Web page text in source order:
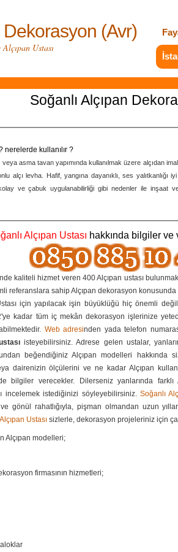
Dekorasyon (Avr)
Ustası
Soğanlı Alçıpan
nerelerde kullanılır ?
asma tavan yapımında kullanılmak üzere alçıdan
alçı levha. Hafif, yangına dayanıklı, ses yalıtkanlığı
ve çabuk uygulanabilirliği gibi nedenler ile inşaat
Alçıpan Ustası hakkında bilgiler
kaliteli hizmet veren 400 Alçıpan ustası
referanslara sahip Alçıpan dekorasyon konusunda
için yapılacak işin büyüklüğü hiç önemli
kadar tüm iç mekân dekorasyon işlerinize
Web adresinden yadatelefon
isteyebilirsiniz. Adrese gelen ustalar,
beğendiğiniz Alçıpan modelleri hakkında
dairenizin ölçülerini ve ne kadar Alçıpan
bilgiler verecekler. Dilerseniz yanlarında farklı
incelemek istediğinizi söyleyebilirsiniz. Soğanlı
gönül rahatlığıyla, pişman olmandan uzun
Ustası sizlerle, dekorasyon projeleriniz için
Alçıpan modelleri;
firmasının hizmetleri;